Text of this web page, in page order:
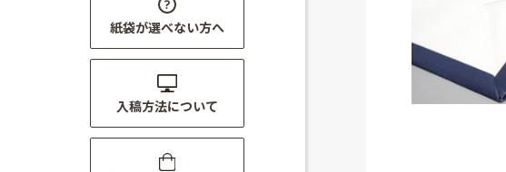
紙袋が選べない方へ
入稿方法について